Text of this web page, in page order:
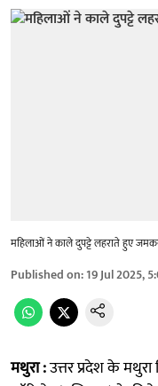
महिलाओं ने काले दुपट्टे लहराते हुए
Published on:19 Jul 2025,
मथुरा :उत्तर प्रदेश के मथुरा